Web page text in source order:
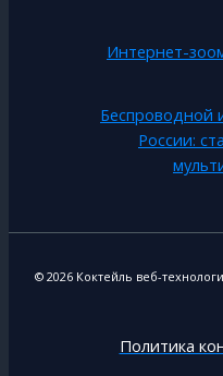
Интернет-
Беспроводной
России:
© 2026 Коктейль веб-
Политика